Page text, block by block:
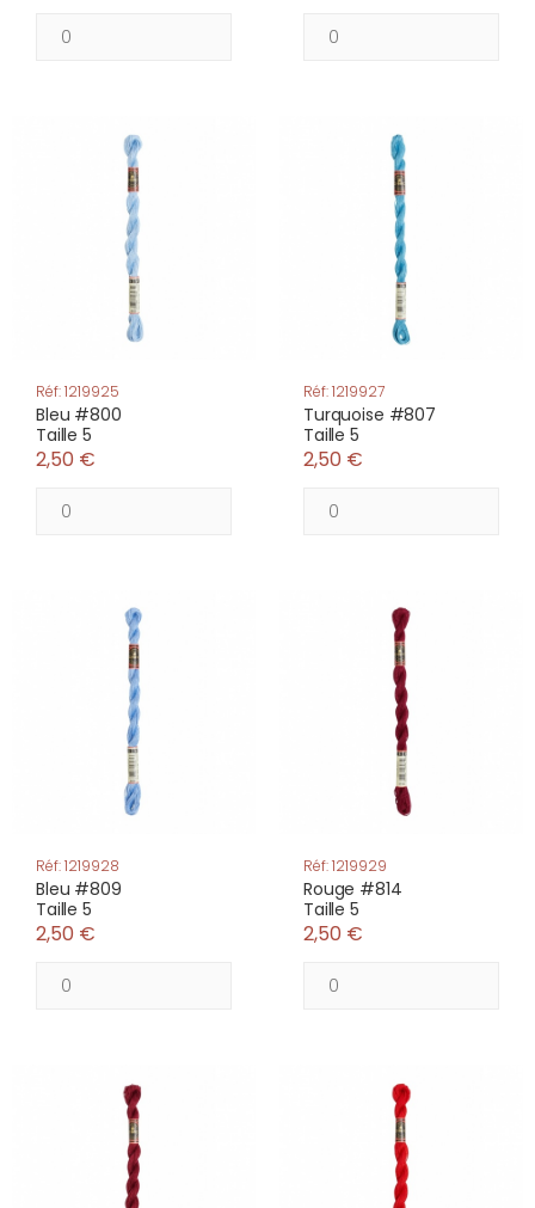
Réf: 1219925
Bleu #800
Taille 5
2,50 €
Réf: 1219927
Turquoise #807
Taille 5
2,50 €
Réf: 1219928
Bleu #809
Taille 5
2,50 €
Réf: 1219929
Rouge #814
Taille 5
2,50 €